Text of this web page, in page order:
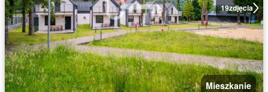
19zdjęcia
Mieszkanie